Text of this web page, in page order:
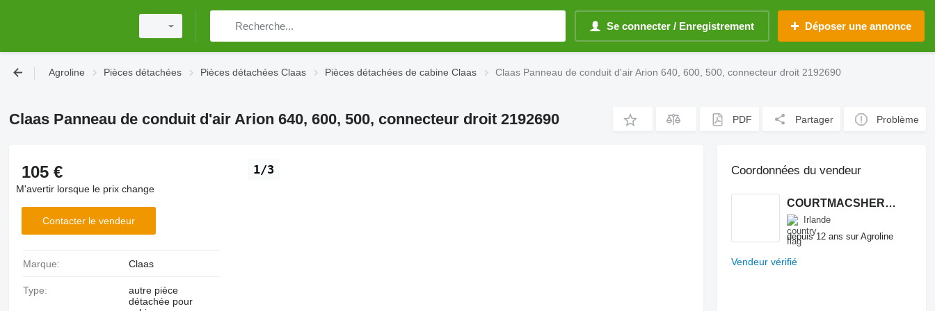
Se connecter / Enregistrement Déposer une annonce
Agroline Pièces détachées Pièces détachées Claas Pièces détachées de cabine Claas Claas Panneau de conduit d'air Arion 640, 600, 500, connecteur droit 2192690
Claas Panneau de conduit d'air Arion 640, 600, 500, connecteur droit 2192690 PDF Partager Problème
1/3
105 €
M'avertir lorsque le prix change
Contacter le vendeur
Marque: Claas
Type:
autre pièce
détachée pour
Coordonnées du vendeur
COURTMACSHERRY MACHINERY LTD
Irlande
depuis 12 ans sur Agroline
Vendeur vérifié